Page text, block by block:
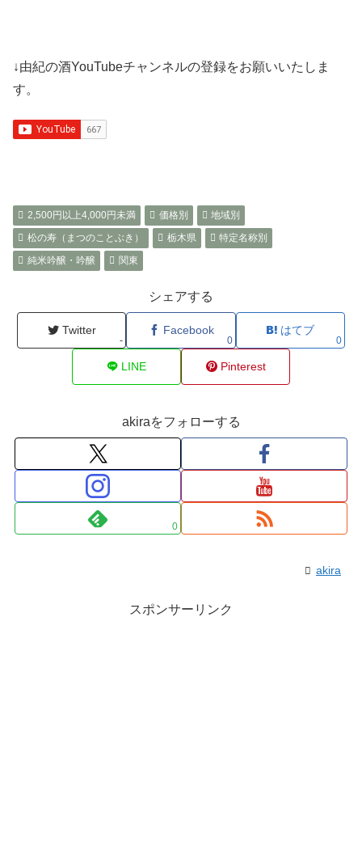
↓由紀の酒YouTubeチャンネルの登録をお願いいたしま
す。
2,500円以上4,000円未満 価格別
地域別
松の寿（まつのことぶき）
栃木県
特定名称別
純米吟醸・吟醸
関東
シェアする
Twitter
-
Facebook
0
はてブ
0
LINE Pinterest
akiraをフォローする
0
akira
スポンサーリンク